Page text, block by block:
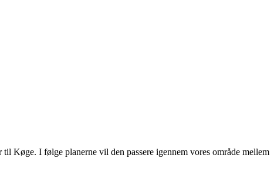
Køge. I følge planerne vil den passere igennem vores område mellem